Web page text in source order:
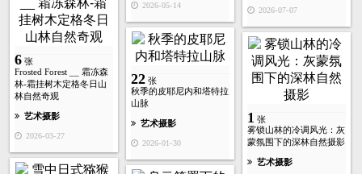
2026-07-07
2026-05-14
6 张
Frosted Forest __ 霜冻森
林-霜挂树木定格冬日山
林自然奇观
艺术摄影
2026-03-27
22 张
秋季的皮耶尼内和塔特拉
山脉
艺术摄影
2026-01-30
1 张
雾锁山林的冷调风光：灰
蒙氛围下的深林自然摄影
艺术摄影